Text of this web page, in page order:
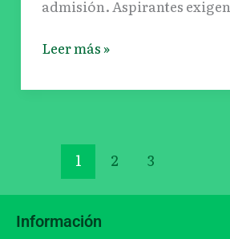
admisión. Aspirantes exigen
Leer más »
1 2 3
Información